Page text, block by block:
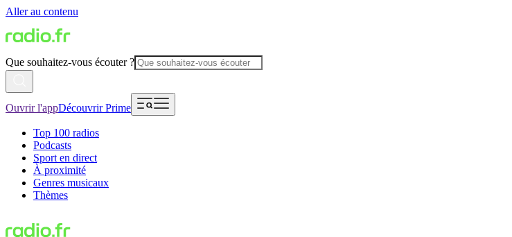
Aller au contenu
Que souhaitez-vous écouter ?
Ouvrir l'appDécouvrir Prime
Top 100 radios
Podcasts
Sport en direct
À proximité
Genres musicaux
Thèmes